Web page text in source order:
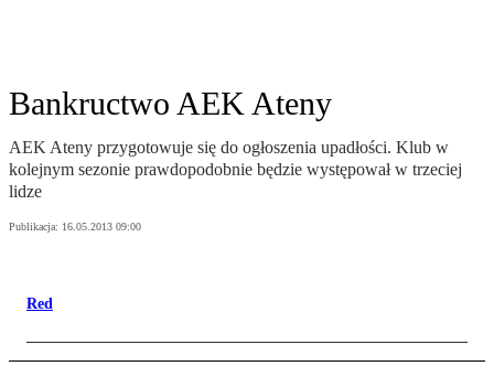
Bankructwo AEK Ateny
AEK Ateny przygotowuje się do ogłoszenia upadłości. Klub w
kolejnym sezonie prawdopodobnie będzie występował w trzeciej
lidze
Publikacja: 16.05.2013 09:00
Red